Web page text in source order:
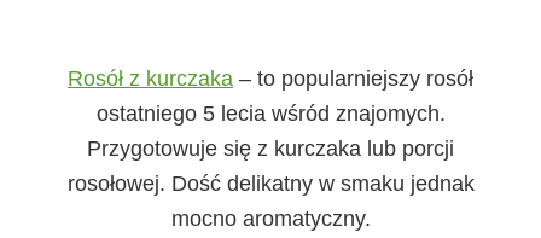
Rosół z kurczaka – to popularniejszy rosół
ostatniego 5 lecia wśród znajomych.
Przygotowuje się z kurczaka lub porcji
rosołowej. Dość delikatny w smaku jednak
mocno aromatyczny.